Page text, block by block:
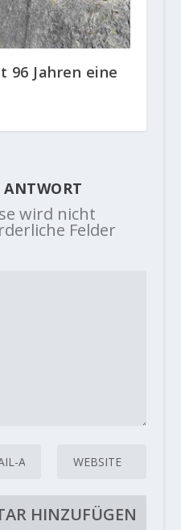
96 Jahren eine
ANTWORT
wird nicht
Felder